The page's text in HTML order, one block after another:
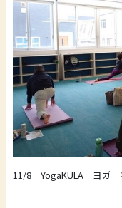
11/8 YogaKULA ヨガ